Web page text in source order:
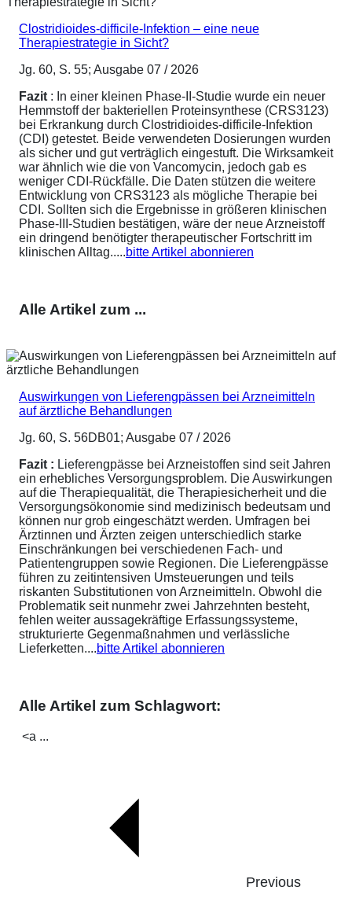
Clostridioides-difficile-Infektion – eine neue
Therapiestrategie in Sicht?
Jg. 60, S. 55; Ausgabe 07 / 2026
Fazit : In einer kleinen Phase-II-Studie wurde ein neuer
Hemmstoff der bakteriellen Proteinsynthese (CRS3123)
bei Erkrankung durch Clostridioides-difficile-Infektion
(CDI) getestet. Beide verwendeten Dosierungen wurden
als sicher und gut verträglich eingestuft. Die Wirksamkeit
war ähnlich wie die von Vancomycin, jedoch gab es
weniger CDI-Rückfälle. Die Daten stützen die weitere
Entwicklung von CRS3123 als mögliche Therapie bei
CDI. Sollten sich die Ergebnisse in größeren klinischen
Phase-III-Studien bestätigen, wäre der neue Arzneistoff
ein dringend benötigter therapeutischer Fortschritt im
klinischen Alltag.....bitte Artikel abonnieren
Alle Artikel zum ...
Auswirkungen von Lieferengpässen bei Arzneimitteln
auf ärztliche Behandlungen
Jg. 60, S. 56DB01; Ausgabe 07 / 2026
Fazit : Lieferengpässe bei Arzneistoffen sind seit Jahren
ein erhebliches Versorgungsproblem. Die Auswirkungen
auf die Therapiequalität, die Therapiesicherheit und die
Versorgungsökonomie sind medizinisch bedeutsam und
können nur grob eingeschätzt werden. Umfragen bei
Ärztinnen und Ärzten zeigen unterschiedlich starke
Einschränkungen bei verschiedenen Fach- und
Patientengruppen sowie Regionen. Die Lieferengpässe
führen zu zeitintensiven Umsteuerungen und teils
riskanten Substitutionen von Arzneimitteln. Obwohl die
Problematik seit nunmehr zwei Jahrzehnten besteht,
fehlen weiter aussagekräftige Erfassungssysteme,
strukturierte Gegenmaßnahmen und verlässliche
Lieferketten....bitte Artikel abonnieren
Alle Artikel zum Schlagwort:
<a ...
Previous